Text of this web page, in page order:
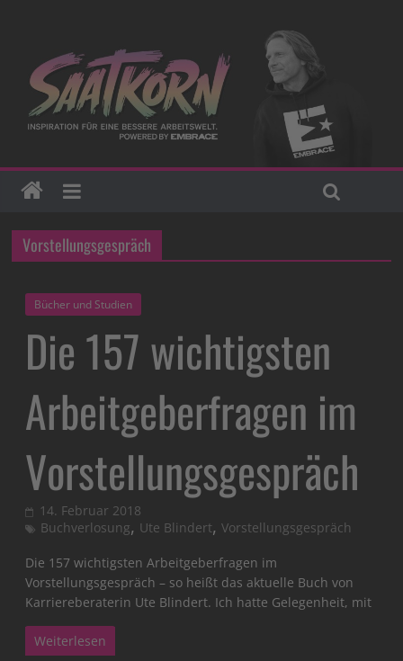
Vorstellungsgespräch
Bücher und Studien
Die 157 wichtigsten
Arbeitgeberfragen im
Vorstellungsgespräch
14. Februar 2018
Buchverlosung, Ute Blindert,Vorstellungsgespräch
Die 157 wichtigsten Arbeitgeberfragen im
Vorstellungsgespräch – so heißt das aktuelle Buch von
Karriereberaterin Ute Blindert. Ich hatte Gelegenheit, mit
Weiterlesen